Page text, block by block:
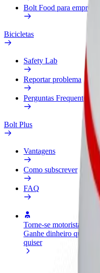
Bolt Food para empresas
Bicicletas
Safety Lab
Reportar problema
Perguntas Frequentes
Bolt Plus
Vantagens
Como subscrever
FAQ
Torne-se motorista
Ganhe dinheiro quando
quiser